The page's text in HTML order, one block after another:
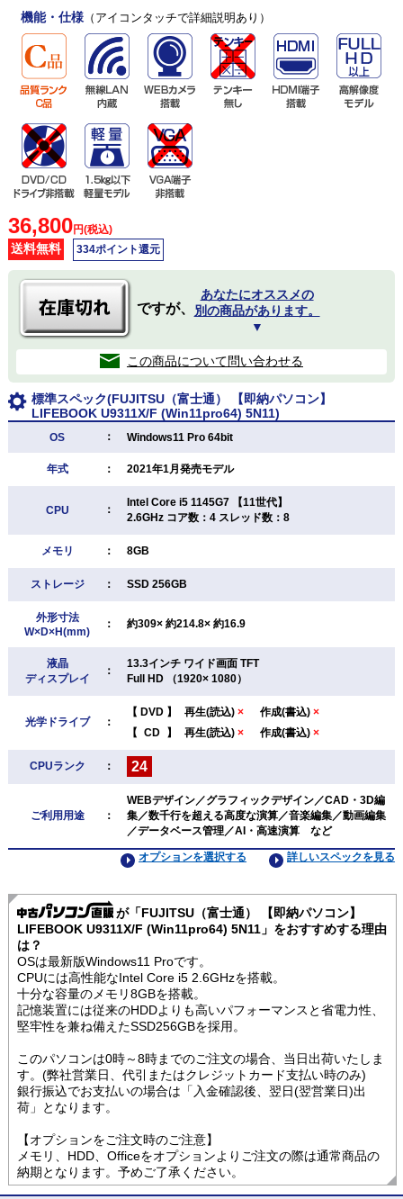
機能・仕様（アイコンタッチで詳細説明あり）
36,800円(税込)
送料無料 334ポイント還元
ですが、
あなたにオススメの
別の商品があります。
▼
この商品について問い合わせる
標準スペック(FUJITSU（富士通） 【即納パソコン】
LIFEBOOK U9311X/F (Win11pro64) 5N11)
OS ： Windows11 Pro 64bit
年式 ： 2021年1月発売モデル
CPU ：
Intel Core i5 1145G7 【11世代】
2.6GHz コア数：4 スレッド数：8
メモリ ： 8GB
ストレージ ： SSD 256GB
外形寸法
W×D×H(mm)
： 約309× 約214.8× 約16.9
液晶
ディスプレイ
：
13.3インチ ワイド画面 TFT
Full HD （1920× 1080）
光学ドライブ ：
【 DVD 】 再生(読込) × 作成(書込) ×
【 CD 】 再生(読込) × 作成(書込) ×
CPUランク ： 24
ご利用用途 ：
WEBデザイン／グラフィックデザイン／CAD・3D編
集／数千行を超える高度な演算／音楽編集／動画編集
／データベース管理／AI・高速演算 など
詳しいスペックを見る
オプションを選択する
が「FUJITSU（富士通） 【即納パソコン】
LIFEBOOK U9311X/F (Win11pro64) 5N11」をおすすめする理由
は？
OSは最新版Windows11 Proです。
CPUには高性能なIntel Core i5 2.6GHzを搭載。
十分な容量のメモリ8GBを搭載。
記憶装置には従来のHDDよりも高いパフォーマンスと省電力性、
堅牢性を兼ね備えたSSD256GBを採用。
このパソコンは0時～8時までのご注文の場合、当日出荷いたしま
す。(弊社営業日、代引またはクレジットカード支払い時のみ)
銀行振込でお支払いの場合は「入金確認後、翌日(翌営業日)出
荷」となります。
【オプションをご注文時のご注意】
メモリ、HDD、Officeをオプションよりご注文の際は通常商品の
納期となります。予めご了承ください。